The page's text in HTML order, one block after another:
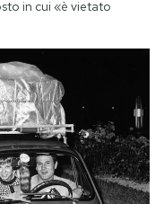
in cui «è vietato